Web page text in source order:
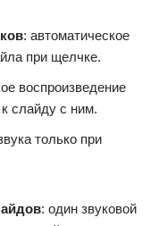
: автоматическое
при щелчке.
воспроизведение
слайду с ним.
только при
: один звуковой